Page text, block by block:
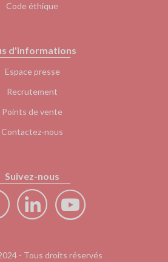
Code éthique
d'informations
Espace presse
Recrutement
Points de vente
Contactez-nous
Suivez-nous
- Tous droits réservés